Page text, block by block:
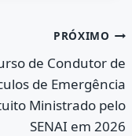
PRÓXIMO
de Condutor de
de Emergência
Ministrado pelo
SENAI em 2026